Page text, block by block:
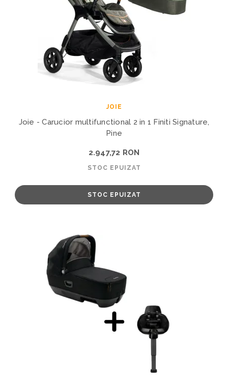
JOIE
Joie - Carucior multifunctional 2 in 1 Finiti Signature,
Pine
2.947,72 RON
STOC EPUIZAT
STOC EPUIZAT